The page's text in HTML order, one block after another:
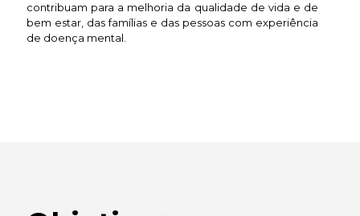
contribuam para a melhoria da qualidade de vida e de
bem estar, das famílias e das pessoas com experiência
de doença mental.